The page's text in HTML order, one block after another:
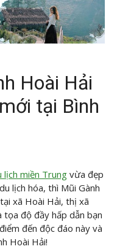
Hoài Hải
tại Bình
lịch miền Trungvừa đẹp
lịch hóa, thì Mũi Gành
xã Hoài Hải, thị xã
tọa độ đầy hấp dẫn bạn
đến độc đáo này và
Hoài Hải!